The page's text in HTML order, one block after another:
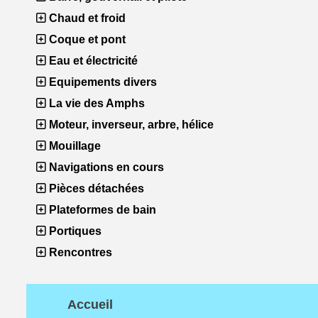
Chaud et froid
Coque et pont
Eau et électricité
Equipements divers
La vie des Amphs
Moteur, inverseur, arbre, hélice
Mouillage
Navigations en cours
Pièces détachées
Plateformes de bain
Portiques
Rencontres
Accueil